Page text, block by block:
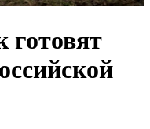
готовят